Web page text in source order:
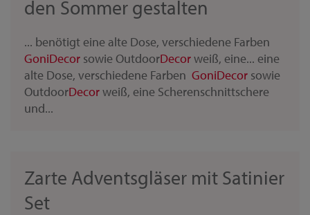
den Sommer gestalten
... benötigt eine alte Dose, verschiedene Farben
GoniDecor sowie OutdoorDecorweiß, eine... eine
alte Dose, verschiedene Farben GoniDecor sowie
OutdoorDecorweiß, eine Scherenschnittschere
und...
Zarte Adventsgläser mit Satinier
Set